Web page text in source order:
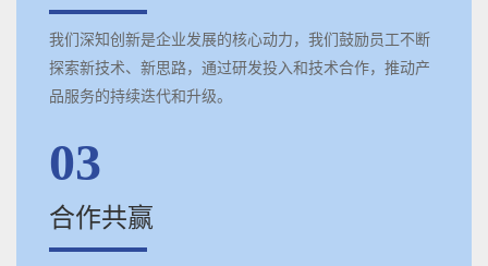
我们深知创新是企业发展的核心动力，我们鼓励员工不断
探索新技术、新思路，通过研发投入和技术合作，推动产
品服务的持续迭代和升级。
03
合作共赢